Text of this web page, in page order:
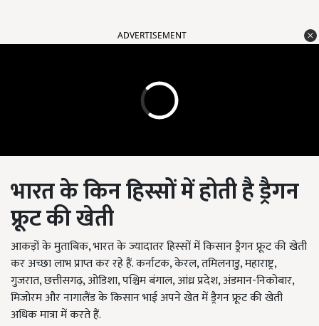
ADVERTISEMENT
भारत के किन हिस्सों में होती है ड्रैगन
फ्रूट की खेती
आकड़ों के मुताबिक, भारत के ज्यादातर हिस्सों में किसान ड्रैगन फ्रूट की खेती
कर अच्छा लाभ प्राप्त कर रहे हैं. कर्नाटक, केरल, तमिलनाडु, महाराष्ट्र,
गुजरात, छत्तीसगढ़, ओडिशा, पश्चिम बंगाल, आंध्र प्रदेश, अंडमान-निकोबार,
मिजोरम और नागालैंड के किसान भाई अपने खेत में ड्रैगन फ्रूट की खेती
अधिक मात्रा में करते हैं.